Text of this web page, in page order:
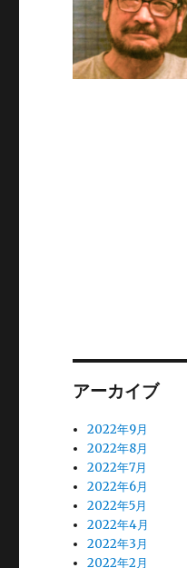
アーカイブ
2022年9月
2022年8月
2022年7月
2022年6月
2022年5月
2022年4月
2022年3月
2022年2月